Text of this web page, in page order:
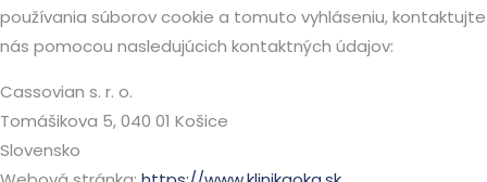
používania súborov cookie a tomuto vyhláseniu, kontaktujte
nás pomocou nasledujúcich kontaktných údajov:
Cassovian s. r. o.
Tomášikova 5, 040 01 Košice
Slovensko